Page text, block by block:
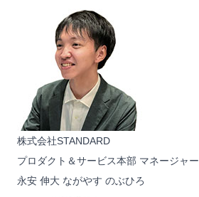
株式会社STANDARD
プロダクト＆サービス本部 マネージャー
永安 伸大 ながやす のぶひろ